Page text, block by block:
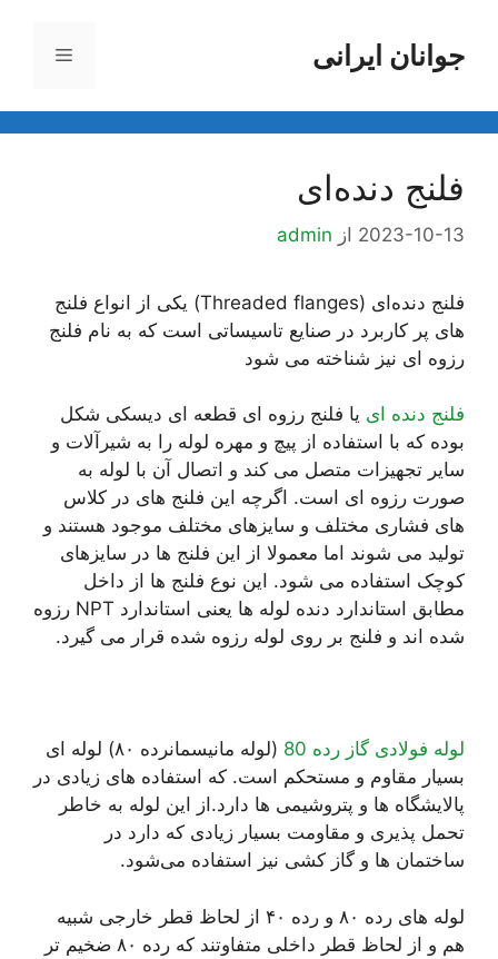
محتواجوانان ایرانی فهرست
فلنج دنده‌ای
2023-10-13 از admin
فلنج دنده‌ای (Threaded flanges) یکی از انواع فلنج
های پر کاربرد در صنایع تاسیساتی است که به نام فلنج
رزوه ای نیز شناخته می شود
فلنج دنده ای یا فلنج رزوه ای قطعه ای دیسکی شکل
بوده که با استفاده از پیچ و مهره لوله را به شیرآلات و
سایر تجهیزات متصل می کند و اتصال آن با لوله به
صورت رزوه ای است. اگرچه این فلنج های در کلاس
های فشاری مختلف و سایزهای مختلف موجود هستند و
تولید می شوند اما معمولا از این فلنج ها در سایزهای
کوچک استفاده می شود. این نوع فلنج ها از داخل
مطابق استاندارد دنده لوله ها یعنی استاندارد NPT رزوه
شده اند و فلنج بر روی لوله رزوه شده قرار می گیرد.
لوله فولادی گاز رده 80
(لوله مانیسمانرده ۸۰) لوله ای
بسیار مقاوم و مستحکم است. که استفاده های زیادی در
پالایشگاه ها و پتروشیمی ها دارد.از این لوله به خاطر
تحمل پذیری و مقاومت بسیار زیادی که دارد در
ساختمان ها و گاز کشی نیز استفاده می‌شود.
لوله های رده ۸۰ و رده ۴۰ از لحاظ قطر خارجی شبیه
هم و از لحاظ قطر داخلی متفاوتند که رده ۸۰ ضخیم تر